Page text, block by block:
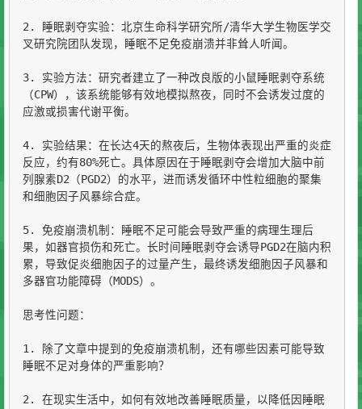
2. 睡眠剥夺实验：北京生命科学研究所/清华大学生物医学交
叉研究院团队发现，睡眠不足免疫崩溃并非耸人听闻。
3. 实验方法：研究者建立了一种改良版的小鼠睡眠剥夺系统
（CPW），该系统能够有效地模拟熬夜，同时不会诱发过度的
应激或损害代谢平衡。
4. 实验结果：在长达4天的熬夜后，生物体表现出严重的炎症
反应，约有80%死亡。具体原因在于睡眠剥夺会增加大脑中前
列腺素D2（PGD2）的水平，进而诱发循环中性粒细胞的聚集
和细胞因子风暴综合症。
5. 免疫崩溃机制：睡眠不足可能会导致严重的病理生理后
果，如器官损伤和死亡。长时间睡眠剥夺会诱导PGD2在脑内积
累，导致促炎细胞因子的过量产生，最终诱发细胞因子风暴和
多器官功能障碍（MODS）。
思考性问题：
1. 除了文章中提到的免疫崩溃机制，还有哪些因素可能导致
睡眠不足对身体的严重影响？
2. 在现实生活中，如何有效地改善睡眠质量，以降低因睡眠